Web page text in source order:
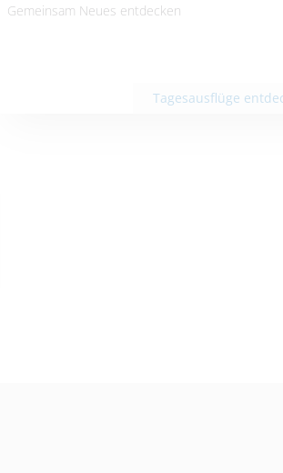
Gemeinsam Neues entdecken
Tagesausflüge